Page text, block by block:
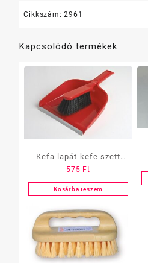
Cikkszám:2961
Kapcsolódó termékek
Kefa lapát-kefe szett
Clip
575 Ft
Kosárba teszem